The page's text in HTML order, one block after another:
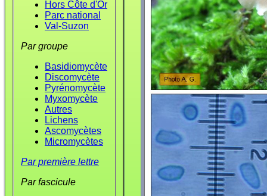
Hors Côte d'Or
Parc national
Val-Suzon
Par groupe
Basidiomycète
Discomycète
Pyrénomycète
Myxomycète
Autres
Lichens
Ascomycètes
Micromycètes
Par première lettre
Par fascicule